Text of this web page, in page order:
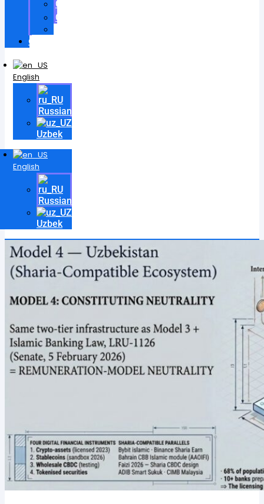
Certificates
Contracts
Contact
English
Russian
Uzbek
English
Russian
Uzbek